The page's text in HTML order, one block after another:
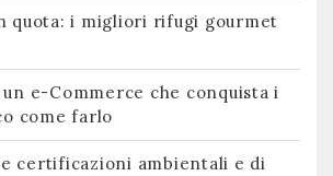
quota: i migliori rifugi gourmet
e-Commerce che conquista i
come farlo
certificazioni ambientali e di